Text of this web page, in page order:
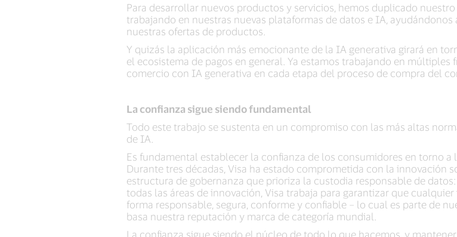
Para desarrollar nuevos productos y servicios, hemos duplicado
trabajando en nuestras nuevas plataformas de datos e IA,
nuestras ofertas de productos.
Y quizás la aplicación más emocionante de la IA generativa girará en
el ecosistema de pagos en general. Ya estamos trabajando en
comercio con IA generativa en cada etapa del proceso de compra del
La confianza sigue siendo fundamental
Todo este trabajo se sustenta en un compromiso con las más altas
de IA.
Es fundamental establecer la confianza de los consumidores en torno a
Durante tres décadas, Visa ha estado comprometida con la innovación
estructura de gobernanza que prioriza la custodia responsable de
todas las áreas de innovación, Visa trabaja para garantizar que
forma responsable, segura, conforme y confiable – lo cual es parte de
basa nuestra reputación y marca de categoría mundial.
La confianza sigue siendo el núcleo de todo lo que hacemos, y